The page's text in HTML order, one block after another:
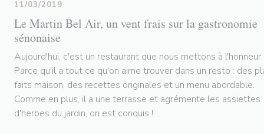
Le Martin Bel Air, un vent frais sur la gastronomie
sénonaise
11/03/2019
Aujourd'hui, c'est un restaurant que nous mettons à l'honneur.
Parce qu'il a tout ce qu'on aime trouver dans un resto : des
faits maison, des recettes originales et un menu abordable.
Comme en plus, il a une terrasse et agrémente les assiettes
d'herbes du jardin, on est conquis !